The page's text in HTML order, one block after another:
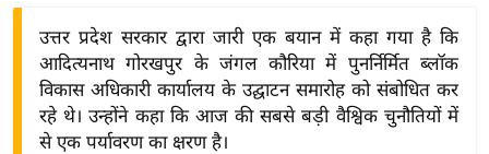
द्यो
उत्तर प्रदेश सरकार द्वारा जारी एक बयान में कहा गया है कि
आदित्यनाथ गोरखपुर के जंगल कौरिया में पुनर्निर्मित ब्लॉक
विकास अधिकारी कार्यालय के उद्घाटन समारोह को संबोधित कर
रहे थे। उन्होंने कहा कि आज की सबसे बड़ी वैश्विक चुनौतियों में
से एक पर्यावरण का क्षरण है।